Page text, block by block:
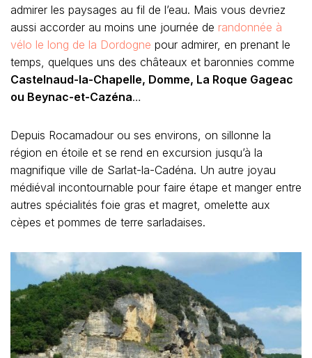
admirer les paysages au fil de l’eau. Mais vous devriez
aussi accorder au moins une journée de randonnée à
vélo le long de la Dordogne pour admirer, en prenant le
temps, quelques uns des châteaux et baronnies comme
Castelnaud-la-Chapelle, Domme, La Roque Gageac
ou Beynac-et-Cazéna…
Depuis Rocamadour ou ses environs, on sillonne la
région en étoile et se rend en excursion jusqu’à la
magnifique ville de Sarlat-la-Cadéna. Un autre joyau
médiéval incontournable pour faire étape et manger entre
autres spécialités foie gras et magret, omelette aux
cèpes et pommes de terre sarladaises.